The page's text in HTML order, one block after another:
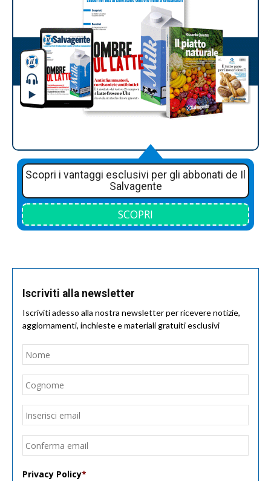
Scopri i vantaggi esclusivi per gli abbonati de Il
Salvagente
SCOPRI
Iscriviti alla newsletter
Iscriviti adesso alla nostra newsletter per ricevere notizie,
aggiornamenti, inchieste e materiali gratuiti esclusivi
Nome
Email
Privacy Policy*